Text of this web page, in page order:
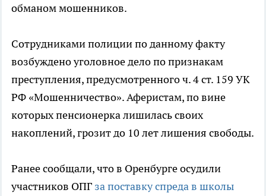
обманом мошенников.
Сотрудниками полиции по данному факту
возбуждено уголовное дело по признакам
преступления, предусмотренного ч. 4 ст. 159 УК
РФ «Мошенничество». Аферистам, по вине
которых пенсионерка лишилась своих
накоплений, грозит до 10 лет лишения свободы.
Ранее сообщали, что в Оренбурге осудили
участников ОПГ за поставку спреда в школы